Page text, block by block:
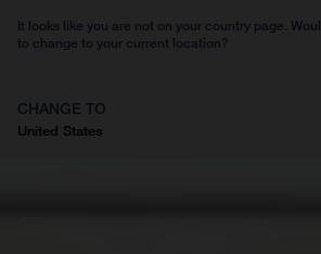
It looks like you are not on your country page.
to change to your current location?
CHANGE TO
United States